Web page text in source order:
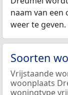
naam van een
weer te geven.
Soorten
Vrijstaande
woonplaats
woningtype